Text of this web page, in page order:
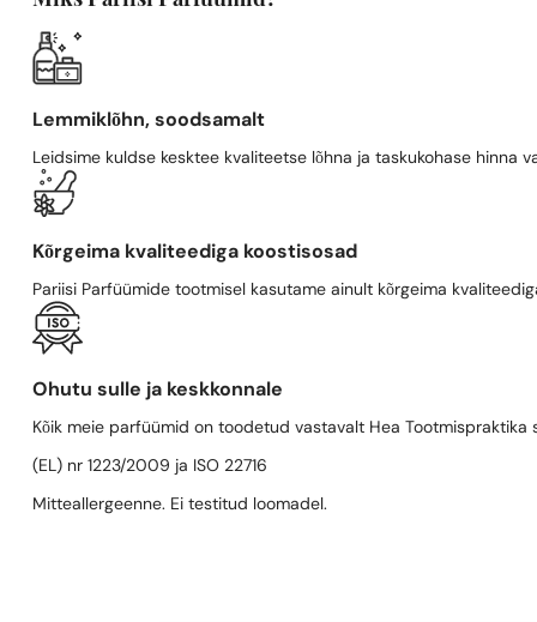
Lemmiklõhn, soodsamalt
Leidsime kuldse kesktee kvaliteetse lõhna ja taskukohase hinna
Kõrgeima kvaliteediga koostisosad
Pariisi Parfüümide tootmisel kasutame ainult kõrgeima
Ohutu sulle ja keskkonnale
Kõik meie parfüümid on toodetud vastavalt Hea Tootmispraktika
(EL) nr 1223/2009 ja ISO 22716
Mitteallergeenne. Ei testitud loomadel.